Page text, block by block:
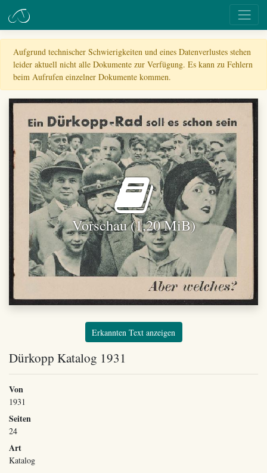
Aufgrund technischer Schwierigkeiten und eines Datenverlustes stehen
leider aktuell nicht alle Dokumente zur Verfügung. Es kann zu Fehlern
beim Aufrufen einzelner Dokumente kommen.
Vorschau (1,20 MiB)
Erkannten Text anzeigen
Dürkopp Katalog 1931
Von
1931
Seiten
24
Art
Katalog